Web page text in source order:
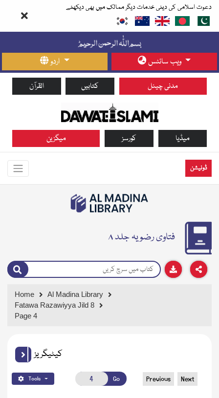
دعوت اسلامی کی دینی خدمات دیگر ممالک میں بھی دیکھئے
اردو ویب سائٹس
القرآن کتابیں مدنی چینل
میگزین کورسز میڈیا
ڈونیشن
فتاوی رضویہ جلد ۸
Home
Al Madina Library
Fatawa Razawiyya Jild 8
Page 4
کیٹیگریز
Tools Go Previous Next